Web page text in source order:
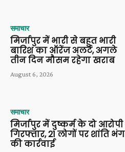
समाचार
मिर्जापुर में भारी से बहुत भारी
बारिश का ऑरेंज अलर्ट, अगले
तीन दिन मौसम रहेगा खराब
August 6, 2026
समाचार
मिर्जापुर में दुष्कर्म के दो आरोपी
गिरफ्तार, 21 लोगों पर शांति भंग
की कार्रवाई